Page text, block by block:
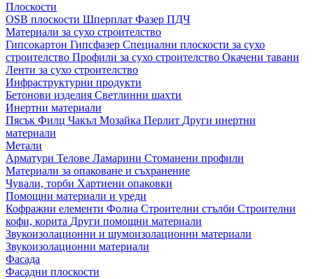
Плоскости
OSB плоскости Шперплат Фазер ПДЧ
Материали за сухо строителство
Гипсокартон Гипсфазер Специални плоскости за сухо
строителство Профили за сухо строителство Окачени тавани
Ленти за сухо строителство
Инфраструктурни продукти
Бетонови изделия Светлинни шахти
Инертни материали
Пясък Филц Чакъл Мозайкa Перлит Други инертни
материали
Метали
Арматури Телове Ламарини Стоманени профили
Материали за опаковане и съхранение
Чували, торби Хартиени опаковки
Помощни материали и уреди
Кофражни елементи Фолиа Строителни стълби Строителни
кофи, корита Други помощни материали
Звукоизолационни и шумоизолационни материали
Звукоизолационни материали
Фасада
Фасадни плоскости